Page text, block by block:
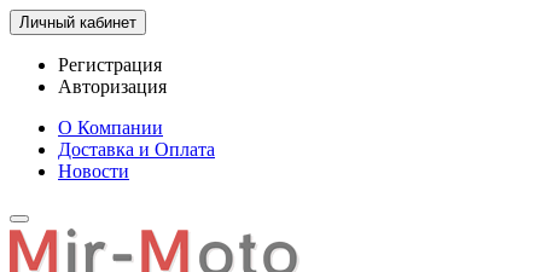
Личный кабинет
Регистрация
Авторизация
О Компании
Доставка и Оплата
Новости